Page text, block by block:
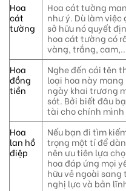
Hoa
cát
tường
Hoa cát tường
như ý. Dù làm
sở hữu nó quyết
hoa cát tường có
vàng, trắng,
Hoa
đồng
tiền
Nghe đến cái tên
loại hoa này
ngày khai trương
sót. Bởi biết đâu
tài cho chính mình
Hoa
lan hồ
điệp
Nếu bạn đi tìm
trọng một tí để
nên ưu tiên lựa
hoa đáp ứng mọi
hữu vẻ ngoài
nghị lực và bản